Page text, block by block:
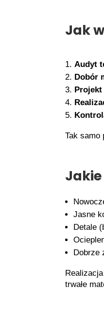
Jak
Audyt
Dobór
Projekt
Tak samo
Jasne
Detale
Dobrze
trwałe